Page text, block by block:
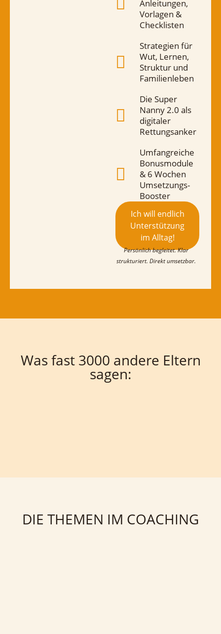
Anleitungen,
Vorlagen &
Checklisten
Strategien für
Wut, Lernen,
Struktur und
Familienleben
Die Super
Nanny 2.0 als
digitaler
Rettungsanker
Umfangreiche
Bonusmodule
& 6 Wochen
Umsetzungs-
Booster
Ich will endlich
Unterstützung
im Alltag!
Persönlich begleitet. Klar
strukturiert. Direkt umsetzbar.
Was fast 3000 andere Eltern
sagen:
DIE THEMEN IM COACHING